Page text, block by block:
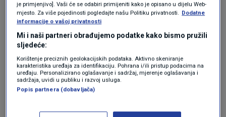
Oglas
je primjenjivo]. Vaši će se odabiri primijeniti kako je opisano u dijelu Web-
mjesto. Za više pojedinosti pogledajte našu Politiku privatnosti. Dodatne
informacije o vašoj privatnosti
Mi i naši partneri obrađujemo podatke kako bismo pružili
sljedeće:
Korištenje preciznih geolokacijskih podataka. Aktivno skeniranje
karakteristika uređaja za identifikaciju. Pohrana i/ili pristup podacima na
uređaju. Personalizirano oglašavanje i sadržaj, mjerenje oglašavanja i
sadržaja, uvidi u publiku i razvoj usluga.
Popis partnera (dobavljača)